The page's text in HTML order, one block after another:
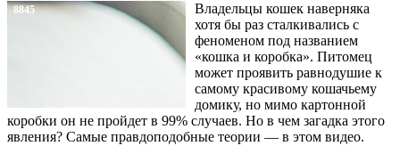
8845
Владельцы кошек наверняка
хотя бы раз сталкивались с
феноменом под названием
«кошка и коробка». Питомец
может проявить равнодушие к
самому красивому кошачьему
домику, но мимо картонной
коробки он не пройдет в 99% случаев. Но в чем загадка этого
явления? Самые правдоподобные теории — в этом видео.